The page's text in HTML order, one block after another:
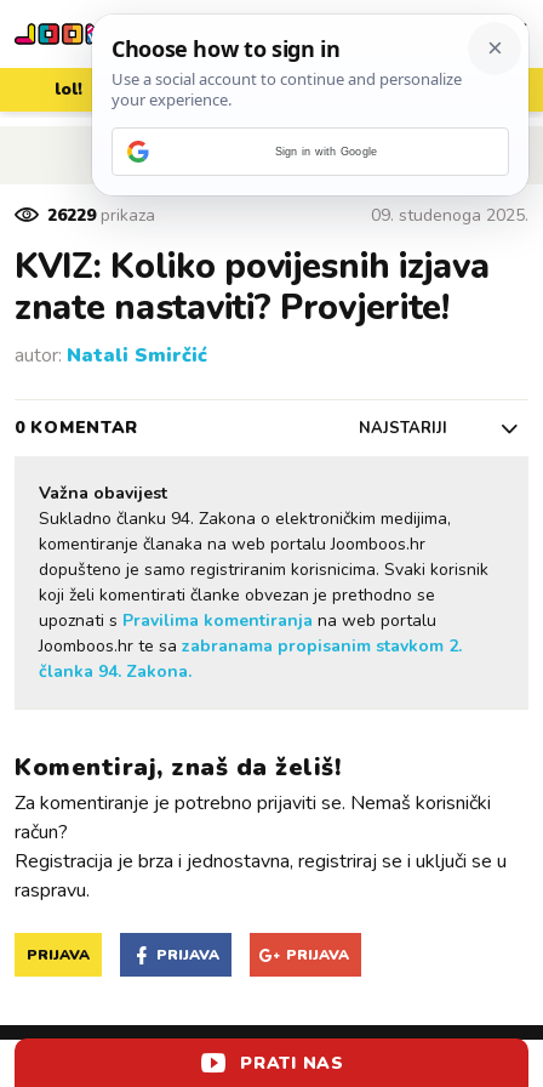
lol! aww vrh! woot?!
POVRATAK NA ČLANAK
26229prikaza 09. studenoga 2025.
KVIZ: Koliko povijesnih izjava
znate nastaviti? Provjerite!
autor: Natali Smirčić
0 KOMENTAR NAJSTARIJI
Važna obavijest
Sukladno članku 94. Zakona o elektroničkim medijima,
komentiranje članaka na web portalu Joomboos.hr
dopušteno je samo registriranim korisnicima. Svaki korisnik
koji želi komentirati članke obvezan je prethodno se
upoznati s Pravilima komentiranja na web portalu
Joomboos.hr te sa zabranama propisanim stavkom 2.
članka 94. Zakona.
Komentiraj, znaš da želiš!
Za komentiranje je potrebno prijaviti se. Nemaš korisnički
račun?
Registracija je brza i jednostavna, registriraj se i uključi se u
raspravu.
PRIJAVA PRIJAVA PRIJAVA
PRATI NAS
Sign in with Google